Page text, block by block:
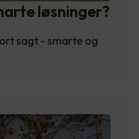
løsninger?
sagt - smarte og